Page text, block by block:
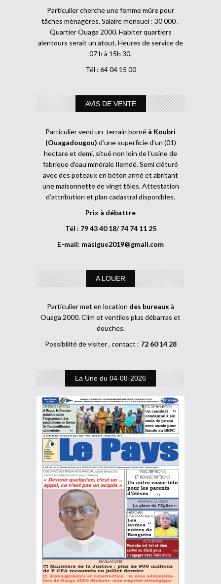
Particulier cherche une femme mûre pour
tâches ménagères. Salaire mensuel : 30 000 .
Quartier Ouaga 2000. Habiter quartiers
alentours serait un atout. Heures de service de
07 h à 15h 30.
Tél : 64 04 15 00
AVIS DE VENTE
Particulier vend un terrain borné à Koubri
(Ouagadougou) d’une superficie d’un (01)
hectare et demi, situé non loin de l’usine de
fabrique d’eau minérale Ilemdé. Semi clôturé
avec des poteaux en béton armé et abritant
une maisonnette de vingt tôles. Attestation
d’attribution et plan cadastral disponibles.
Prix à débattre
Tél : 79 43 40 18/ 74 74 11 25
E-mail: masigue2019@gmail.com
A LOUER
Particulier met en location des bureaux à
Ouaga 2000. Clim et ventilos plus débarras et
douches.
Possibilité de visiter , contact : 72 60 14 28
La Une du 04-08-2026